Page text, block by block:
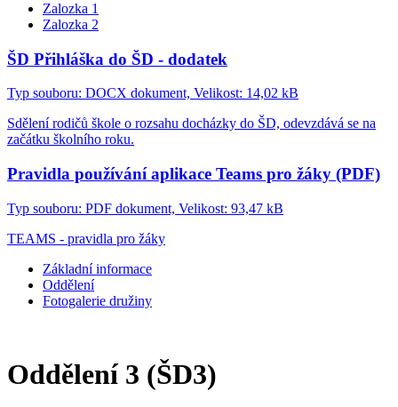
Zalozka 1
Zalozka 2
ŠD Přihláška do ŠD - dodatek
Typ souboru: DOCX dokument, Velikost: 14,02 kB
Sdělení rodičů škole o rozsahu docházky do ŠD, odevzdává se na
začátku školního roku.
Pravidla používání aplikace Teams pro žáky (PDF)
Typ souboru: PDF dokument, Velikost: 93,47 kB
TEAMS - pravidla pro žáky
Základní informace
Oddělení
Fotogalerie družiny
Oddělení 3 (ŠD3)